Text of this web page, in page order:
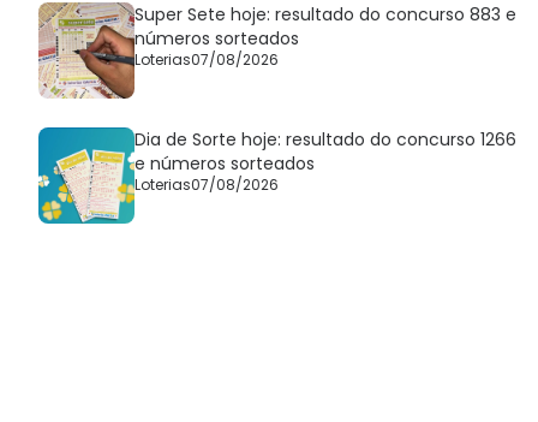
Super Sete hoje: resultado do concurso 883 e
números sorteados
Loterias07/08/2026
Dia de Sorte hoje: resultado do concurso 1266
e números sorteados
Loterias07/08/2026